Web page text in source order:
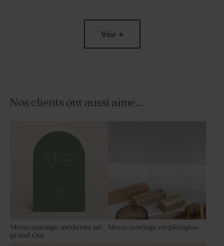
mariaga aquarelle rose
poudré et confettis
Voir +
Nos clients ont aussi aimé...
Menu mariage moderne un
grand Oui
Menu mariage en plexiglas